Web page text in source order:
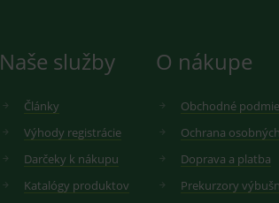
Naše služby
Články
Výhody registrácie
Darčeky k nákupu
Katalógy produktov
O nákupe
Obchodné
Ochrana
Doprava a platba
Prekurzory